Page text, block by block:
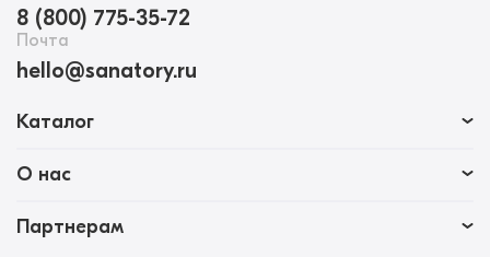
8 (800) 775-35-72
Почта
hello@sanatory.ru
Каталог
О нас
Партнерам